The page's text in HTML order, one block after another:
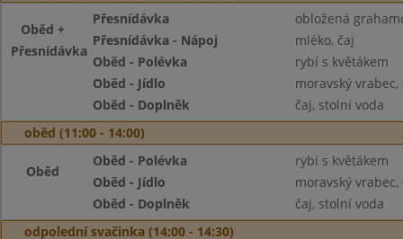
Oběd +
Přesnídávka
Přesnídávka
obložená
Přesnídávka - Nápoj
mléko, čaj
Oběd - Polévka
rybí s květákem
Oběd - Jídlo
moravský
Oběd - Doplněk
čaj, stolní voda
oběd (11:00 - 14:00)
Oběd
Oběd - Polévka
rybí s květákem
Oběd - Jídlo
moravský
Oběd - Doplněk
čaj, stolní voda
odpolední svačinka (14:00 - 14:30)